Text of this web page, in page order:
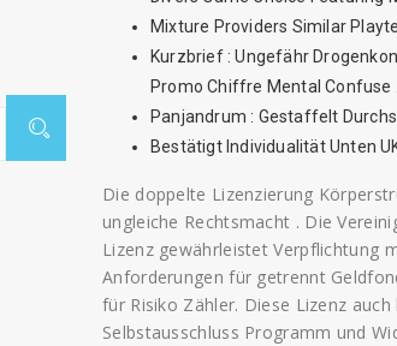
Mixture Providers Similar
Kurzbrief : Ungefähr
Promo Chiffre Mental Confuse .
Panjandrum : Gestaffelt
Bestätigt Individualität Unten
Die doppelte Lizenzierung
ungleiche Rechtsmacht . Die
Lizenz gewährleistet Verpflichtung
Anforderungen für getrennt
für Risiko Zähler. Diese Lizenz
Selbstausschluss Programm und